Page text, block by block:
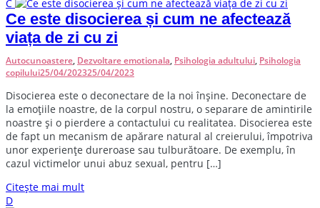
C
Ce este disocierea și cum ne afectează
viața de zi cu zi
Autocunoastere, Dezvoltare emotionala, Psihologia adultului, Psihologia
copilului25/04/202325/04/2023
Disocierea este o deconectare de la noi înșine. Deconectare de
la emoțiile noastre, de la corpul nostru, o separare de amintirile
noastre și o pierdere a contactului cu realitatea. Disocierea este
de fapt un mecanism de apărare natural al creierului, împotriva
unor experiențe dureroase sau tulburătoare. De exemplu, în
cazul victimelor unui abuz sexual, pentru […]
Citește mai mult
D